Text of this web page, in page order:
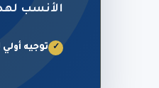
الأنسب
✓ توجيه